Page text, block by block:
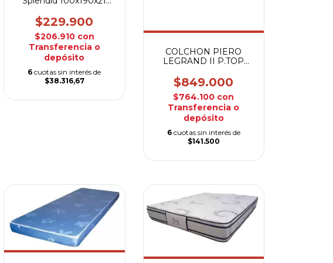
$229.900
$206.910 con
Transferencia o
depósito
6 cuotas sin interés de
$38.316,67
COLCHON PIERO
LEGRAND II P.TOP
$849.000
$764.100 con
Transferencia o
depósito
6 cuotas sin interés de
$141.500